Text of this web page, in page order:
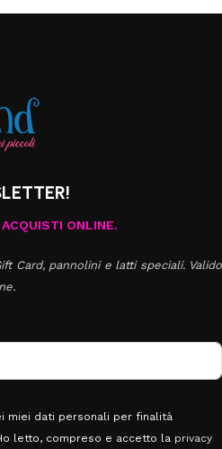
ONLINE.
Card, pannolini e latti speciali. Valido
miei dati personali per finalità
letto, compreso e accetto la privacy